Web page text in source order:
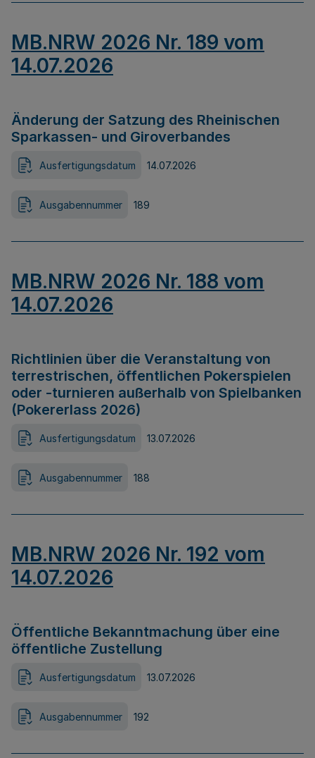
MB.NRW 2026 Nr. 189 vom
14.07.2026
Änderung der Satzung des Rheinischen
Sparkassen- und Giroverbandes
Ausfertigungsdatum 14.07.2026
Ausgabennummer 189
MB.NRW 2026 Nr. 188 vom
14.07.2026
Richtlinien über die Veranstaltung von
terrestrischen, öffentlichen Pokerspielen
oder -turnieren außerhalb von Spielbanken
(Pokererlass 2026)
Ausfertigungsdatum 13.07.2026
Ausgabennummer 188
MB.NRW 2026 Nr. 192 vom
14.07.2026
Öffentliche Bekanntmachung über eine
öffentliche Zustellung
Ausfertigungsdatum 13.07.2026
Ausgabennummer 192